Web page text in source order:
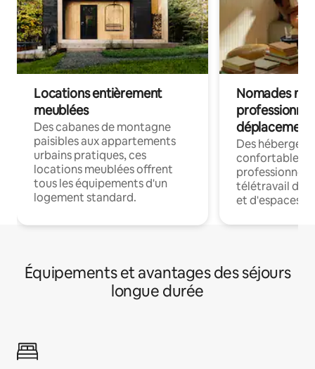
Locations entièrement
meublées
Des cabanes de montagne
paisibles aux appartements
urbains pratiques, ces
locations meublées offrent
tous les équipements d'un
logement standard.
Nomades
déplacement
Des
confortables
professionnels
télétravail
et d'espaces
Équipements et avantages des séjours
longue durée